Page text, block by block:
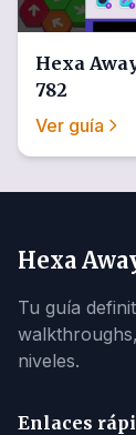
Hexa
782
Ver guía
Hexa
Tu guía
niveles.
Enlaces